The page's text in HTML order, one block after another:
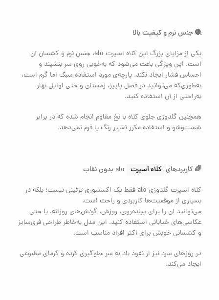
🧶 جنس نرم و کیفیت بالا
یکی از مزایای بزرگ این کلاه اسپرت alo، جنس نرم و کشسان آن
است. این ویژگی باعث می‌شود که به‌خوبی روی سر بنشیند و
احساس فشار ایجاد نکند. پارچه‌ی مورد استفاده سبک اما گرم است،
به‌طوری‌که می‌توانید در فصل پاییز، زمستان و حتی اوایل بهار
به‌راحتی از آن استفاده کنید.
همچنین گلدوزی جلوی کلاه با نخ مقاوم انجام شده که در برابر
شست‌وشو و استفاده مکرر تغییر رنگ یا فرم نمی‌دهد.
🌈 کاربردهای کلاه اسپرت بدون نقاب
کلاه اسپرت گلدوزی alo فقط یک اکسسوری تزئینی نیست؛ بلکه در
بسیاری از موقعیت‌ها کاربردی و راحت است.
می‌توانید آن را برای پیاده‌روی، ورزش، گردش‌های روزانه، یا حتی
عکاسی‌های خیابانی استفاده کنید. این مدل به‌خاطر طراحی فری‌سایز
و کشسانی خوبش برای اکثر افراد مناسب است.
در روزهای سرد نیز از نفوذ باد به سر جلوگیری کرده و گرمای مطبوعی
ایجاد می‌کند.